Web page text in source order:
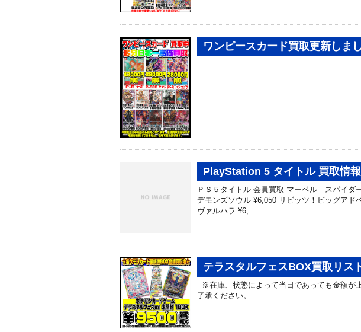
ワンピースカード買取更新しまし
PlayStation 5 タイトル 買取情
ＰＳ５タイトル 会員買取 マーベル スパイダ
デモンズソウル ¥6,050 リビッツ！ビッグアド
ヴァルハラ ¥6, …
テラスタルフェスBOX買取リス
※在庫、状態によって当日であっても金額が
了承ください。